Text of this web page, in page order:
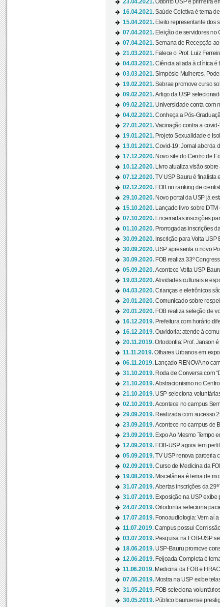
23.04.2021.Odonto USP é primeira
16.04.2021.Saúde Coletiva é tema
15.04.2021. Eleito representante dos
07.04.2021. Eleição de servidores no
07.04.2021.Semana de Recepção
21.03.2021. Falece o Prof. Luiz
04.03.2021.Ciência aliada à clínica é
03.03.2021.Simpósio Mulheres,
19.02.2021.Sebrae promove curso
09.02.2021.Artigo da USP
09.02.2021. Universidade conta com
04.02.2021.Conheça a Pós-
27.01.2021.Vacinação contra a
19.01.2021. Projeto Sexualidade e
13.01.2021.Covid-19: Jornal aborda
17.12.2020. Novo site do Centro de
10.12.2020.
Livro atualiza visão
07.12.2020.TV USP Bauru é finalista
02.12.2020. FOB no ranking de
29.10.2020. Novo portal da USP já
15.10.2020.
Lançado livro sobre
07.10.2020. Encerradas inscrições
01.10.2020. Prorrogadas inscrições
30.09.2020. Inscrição para Volta USP
30.09.2020. USP apresenta o novo
30.09.2020. FOB realiza 33º
05.09.2020.Acontece Volta USP
19.03.2020.Atividades culturais e
04.03.2020.Crianças e eletrônicos
20.01.2020.Comunicado sobre
20.01.2020. FOB realiza seleção de
16.12.2019. Prefeitura com horário
16.12.2019.Ouvidoria: atende à
20.11.2019.Ortodontia: Prof. Janson
11.11.2019.Olhares Urbanos em
06.11.2019.
Lançado RENOVA no
31.10.2019. Roda de Conversa com
21.10.2019.Abstracionismo no
21.10.2019. USP seleciona
02.10.2019.Acontece no campus
29.09.2019. Realizada com sucesso
23.09.2019.Acontece no campus de
23.09.2019. Expo Ao Mesmo Tempo
12.09.2019. FOB-USP agora tem
05.09.2019.TV USP renova parceria
02.09.2019.Curso de Medicina da
19.08.2019. Miscelânea é tema de
31.07.2019.Abertas inscrições da 29ª
31.07.2019. Exposição na USP exibe
24.07.2019.Ortodontia seleciona
17.07.2019. Fonoaudiologia: Vem aí
11.07.2019.Campus possui
03.07.2019. Pesquisa na FOB-USP
18.06.2019. USP-Bauru promove
12.06.2019. Feijoada Completa é
11.06.2019. Medicina da FOB e
07.06.2019. Mostra na USP exibe
31.05.2019. FOB seleciona
30.05.2019. Público bauruense